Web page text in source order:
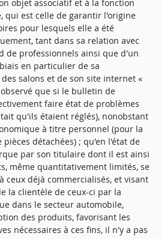
objet associatif et à la fonction
qui est celle de garantir l'origine
pour lesquels elle a été
tant dans sa relation avec
de professionnels ainsi que d'un
en particulier de sa
salons et de son site internet «
que si le bulletin de
faire état de problèmes
qu'ils étaient réglés), nonobstant
à titre personnel (pour la
détachées) ; qu'en l'état de
par son titulaire dont il est ainsi
même quantitativement limités, se
ceux déjà commercialisés, et visant
la clientèle de ceux-ci par la
dans le secteur automobile,
des produits, favorisant les
nécessaires à ces fins, il n'y a pas